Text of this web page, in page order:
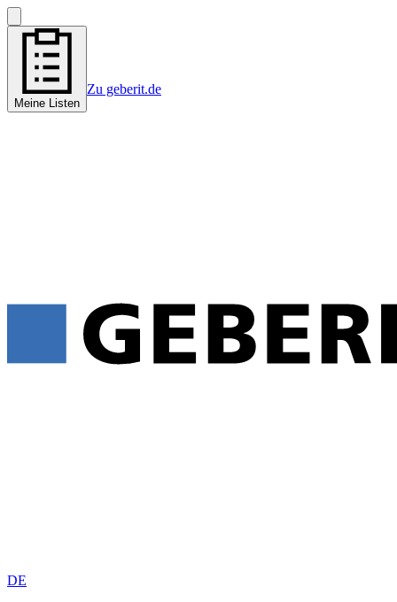
Meine Listen
Zu geberit.de
DE